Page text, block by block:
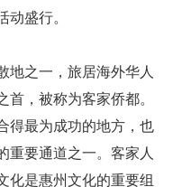
动盛行。
地之一，旅居海外华人
，被称为客家侨都。
得最为成功的地方，也
重要通道之一。客家人
化是惠州文化的重要组